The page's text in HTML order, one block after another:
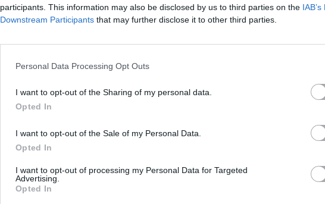
participants. This information may also be disclosed by us to third parties on the
Downstream Participants that may further disclose it to other third parties.
Personal Data Processing Opt Outs
I want to opt-out of the Sharing of my personal data.
Opted In
I want to opt-out of the Sale of my Personal Data.
Opted In
I want to opt-out of processing my Personal Data for Targeted
Advertising.
Opted In